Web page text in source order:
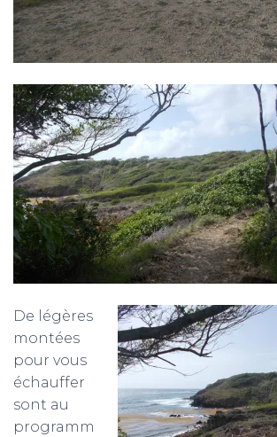
De légères
montées
pour vous
échauffer
sont au
programm